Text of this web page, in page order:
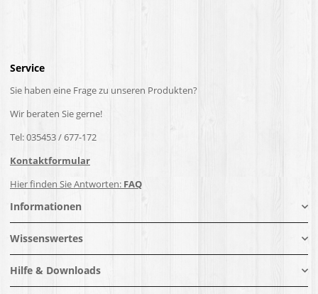
Service
Sie haben eine Frage zu unseren Produkten?
Wir beraten Sie gerne!
Tel: 035453 / 677-172
Kontaktformular
Hier finden Sie Antworten: FAQ
Informationen
Wissenswertes
Hilfe & Downloads